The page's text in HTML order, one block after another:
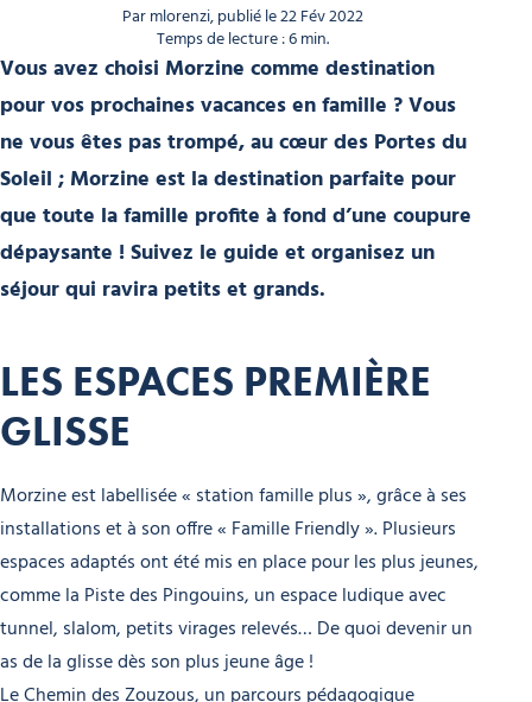
Par mlorenzi, publié le 22 Fév 2022
Temps de lecture : 6 min.
Vous avez choisi Morzine comme destination
pour vos prochaines vacances en famille ? Vous
ne vous êtes pas trompé, au cœur des Portes du
Soleil ; Morzine est la destination parfaite pour
que toute la famille profite à fond d’une coupure
dépaysante ! Suivez le guide et organisez un
séjour qui ravira petits et grands.
LES ESPACES PREMIÈRE
GLISSE
Morzine est labellisée « station famille plus », grâce à ses
installations et à son offre « Famille Friendly ». Plusieurs
espaces adaptés ont été mis en place pour les plus jeunes,
comme la Piste des Pingouins, un espace ludique avec
tunnel, slalom, petits virages relevés… De quoi devenir un
as de la glisse dès son plus jeune âge !